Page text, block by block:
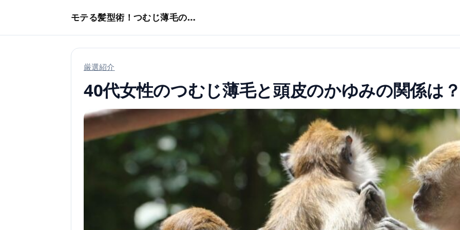
モテる髪型術！つむじ薄毛の隠し方
厳選紹介
40代女性のつむじ薄毛と頭皮のかゆみの関係は